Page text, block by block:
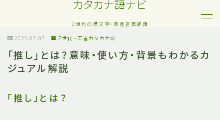
カタカナ語ナビ
Z世代の横文字・若者言葉辞典
MENU
Z世代・若者カタカナ語
ネット・SNS用語
2025.07.07 Z世代・若者カタカナ語
「推し」とは？意味・使い方・背景もわかるカ
ジュアル解説
「推し」とは？